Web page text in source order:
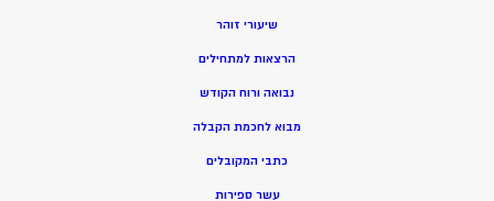
שיעורי זוהר
הרצאות למתחילים
נבואה ורוח הקודש
מבוא לחכמת הקבלה
כתבי המקובלים
עשר ספירות